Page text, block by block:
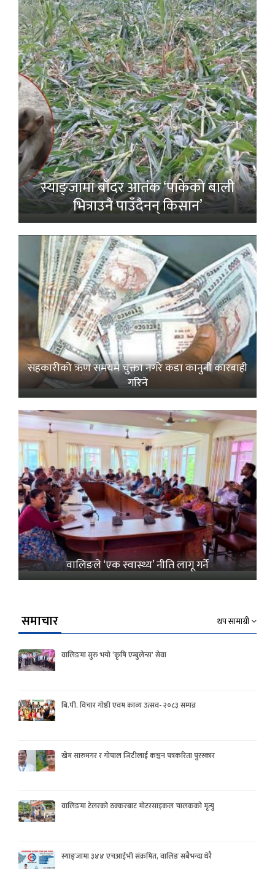
स्याङ्जामा बाँदर आतंक ‘पाकेको बाली
भित्राउनै पाउँदैनन् किसान’
सहकारीको ऋण समयमै चुक्ता नगरे कडा कानुनी कारबाही
गरिने
वालिङले ‘एक स्वास्थ्य’ नीति लागू गर्ने
समाचार थप सामाग्री
वालिङमा सुरु भयो ‘कृषि एम्बुलेन्स’ सेवा
बि.पी. विचार गोष्ठी एवम काव्य उत्सव- २०८३ सम्पन्न
खेम सारुमगर र गोपाल जिटीलाई कञ्चन पत्रकरिता पुरस्कार
वालिङमा टेलरको ठक्करबाट मोटरसाइकल चालकको मृत्यु
स्याङ्जामा ३४४ एचआईभी संक्रमित, वालिङ सबैभन्दा धेरै